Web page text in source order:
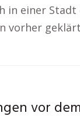
in einer
vorher
vor